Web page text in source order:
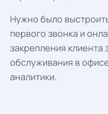
Нужно было
первого звонка и
закрепления
обслуживания в
аналитики.